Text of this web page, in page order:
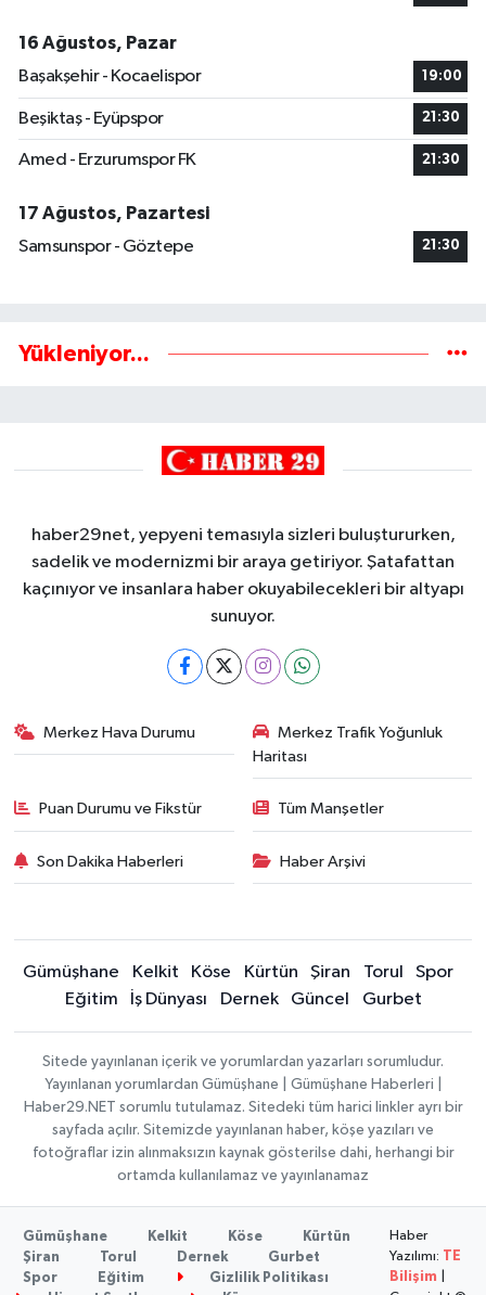
16 Ağustos, Pazar
Başakşehir - Kocaelispor
19:00
Beşiktaş - Eyüpspor 21:30
Amed - Erzurumspor FK 21:30
17 Ağustos, Pazartesi
Samsunspor - Göztepe
21:30
Yükleniyor...
haber29net, yepyeni temasıyla sizleri buluştururken,
sadelik ve modernizmi bir araya getiriyor. Şatafattan
kaçınıyor ve insanlara haber okuyabilecekleri bir altyapı
sunuyor.
Merkez Hava Durumu
Merkez Trafik Yoğunluk
Haritası
Puan Durumu ve Fikstür Tüm Manşetler
Son Dakika Haberleri Haber Arşivi
Gümüşhane Kelkit Köse Kürtün Şiran Torul
Spor
Eğitim
İş Dünyası Dernek Güncel Gurbet
Sitede yayınlanan içerik ve yorumlardan yazarları sorumludur.
Yayınlanan yorumlardan Gümüşhane | Gümüşhane Haberleri |
Haber29.NET sorumlu tutulamaz. Sitedeki tüm harici linkler ayrı bir
sayfada açılır. Sitemizde yayınlanan haber, köşe yazıları ve
fotoğraflar izin alınmaksızın kaynak gösterilse dahi, herhangi bir
ortamda kullanılamaz ve yayınlanamaz
Gümüşhane Kelkit Köse
Kürtün
Şiran
Torul Dernek
Gurbet
Spor
Eğitim
Gizlilik Politikası
Haber
Yazılımı: TE
Bilişim